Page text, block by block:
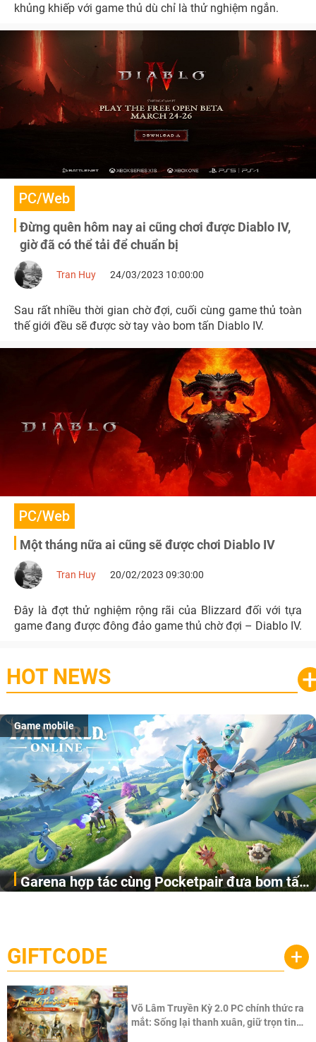
khủng khiếp với game thủ dù chỉ là thử nghiệm ngắn.
PC/Web
Đừng quên hôm nay ai cũng chơi được Diablo IV,
giờ đã có thể tải để chuẩn bị
Tran Huy 24/03/2023 10:00:00
Sau rất nhiều thời gian chờ đợi, cuối cùng game thủ toàn
thế giới đều sẽ được sờ tay vào bom tấn Diablo IV.
PC/Web
Một tháng nữa ai cũng sẽ được chơi Diablo IV
Tran Huy 20/02/2023 09:30:00
Đây là đợt thử nghiệm rộng rãi của Blizzard đối với tựa
game đang được đông đảo game thủ chờ đợi – Diablo IV.
HOT NEWS
Game mobile
Garena hợp tác cùng Pocketpair đưa bom tấn
cầu, theo giấy phép chính thức từ công ty game Nhật Bản
Pocketpair, Inc.
GIFTCODE +
Võ Lâm Truyền Kỳ 2.0 PC chính thức ra
mắt: Sống lại thanh xuân, giữ trọn tinh